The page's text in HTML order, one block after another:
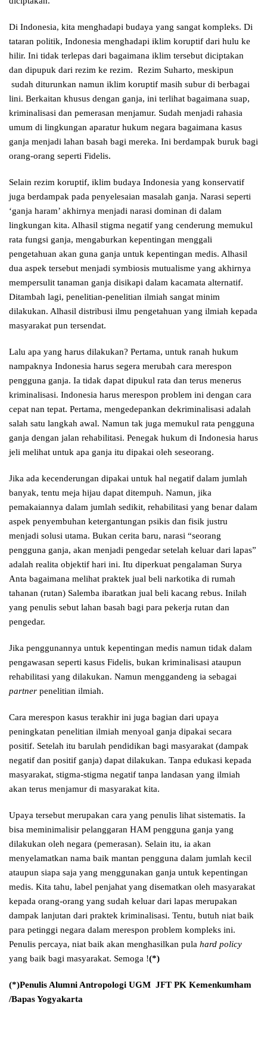
Di Indonesia, kita menghadapi budaya yang sangat kompleks. Di
tataran politik, Indonesia menghadapi iklim koruptif dari hulu ke
hilir. Ini tidak terlepas dari bagaimana iklim tersebut diciptakan
dan dipupuk dari rezim ke rezim. Rezim Suharto, meskipun
sudah diturunkan namun iklim koruptif masih subur di berbagai
lini. Berkaitan khusus dengan ganja, ini terlihat bagaimana suap,
kriminalisasi dan pemerasan menjamur. Sudah menjadi rahasia
umum di lingkungan aparatur hukum negara bagaimana kasus
ganja menjadi lahan basah bagi mereka. Ini berdampak buruk bagi
orang-orang seperti Fidelis.
Selain rezim koruptif, iklim budaya Indonesia yang konservatif
juga berdampak pada penyelesaian masalah ganja. Narasi seperti
‘ganja haram’ akhirnya menjadi narasi dominan di dalam
lingkungan kita. Alhasil stigma negatif yang cenderung memukul
rata fungsi ganja, mengaburkan kepentingan menggali
pengetahuan akan guna ganja untuk kepentingan medis. Alhasil
dua aspek tersebut menjadi symbiosis mutualisme yang akhirnya
mempersulit tanaman ganja disikapi dalam kacamata alternatif.
Ditambah lagi, penelitian-penelitian ilmiah sangat minim
dilakukan. Alhasil distribusi ilmu pengetahuan yang ilmiah kepada
masyarakat pun tersendat.
Lalu apa yang harus dilakukan? Pertama, untuk ranah hukum
nampaknya Indonesia harus segera merubah cara merespon
pengguna ganja. Ia tidak dapat dipukul rata dan terus menerus
kriminalisasi. Indonesia harus merespon problem ini dengan cara
cepat nan tepat. Pertama, mengedepankan dekriminalisasi adalah
salah satu langkah awal. Namun tak juga memukul rata pengguna
ganja dengan jalan rehabilitasi. Penegak hukum di Indonesia harus
jeli melihat untuk apa ganja itu dipakai oleh seseorang.
Jika ada kecenderungan dipakai untuk hal negatif dalam jumlah
banyak, tentu meja hijau dapat ditempuh. Namun, jika
pemakaiannya dalam jumlah sedikit, rehabilitasi yang benar dalam
aspek penyembuhan ketergantungan psikis dan fisik justru
menjadi solusi utama. Bukan cerita baru, narasi “seorang
pengguna ganja, akan menjadi pengedar setelah keluar dari lapas”
adalah realita objektif hari ini. Itu diperkuat pengalaman Surya
Anta bagaimana melihat praktek jual beli narkotika di rumah
tahanan (rutan) Salemba ibaratkan jual beli kacang rebus. Inilah
yang penulis sebut lahan basah bagi para pekerja rutan dan
pengedar.
Jika penggunannya untuk kepentingan medis namun tidak dalam
pengawasan seperti kasus Fidelis, bukan kriminalisasi ataupun
rehabilitasi yang dilakukan. Namun menggandeng ia sebagai
partner penelitian ilmiah.
Cara merespon kasus terakhir ini juga bagian dari upaya
peningkatan penelitian ilmiah menyoal ganja dipakai secara
positif. Setelah itu barulah pendidikan bagi masyarakat (dampak
negatif dan positif ganja) dapat dilakukan. Tanpa edukasi kepada
masyarakat, stigma-stigma negatif tanpa landasan yang ilmiah
akan terus menjamur di masyarakat kita.
Upaya tersebut merupakan cara yang penulis lihat sistematis. Ia
bisa meminimalisir pelanggaran HAM pengguna ganja yang
dilakukan oleh negara (pemerasan). Selain itu, ia akan
menyelamatkan nama baik mantan pengguna dalam jumlah kecil
ataupun siapa saja yang menggunakan ganja untuk kepentingan
medis. Kita tahu, label penjahat yang disematkan oleh masyarakat
kepada orang-orang yang sudah keluar dari lapas merupakan
dampak lanjutan dari praktek kriminalisasi. Tentu, butuh niat baik
para petinggi negara dalam merespon problem kompleks ini.
Penulis percaya, niat baik akan menghasilkan pula hard policy
yang baik bagi masyarakat. Semoga !(*)
(*)Penulis Alumni Antropologi UGM JFT PK Kemenkumham
/Bapas Yogyakarta